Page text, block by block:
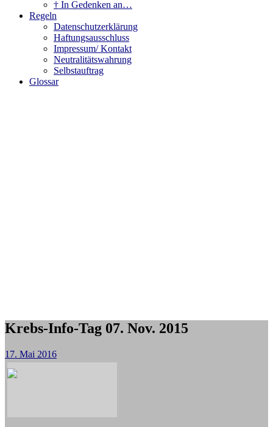
† In Gedenken an…
Regeln
Datenschutzerklärung
Haftungsausschluss
Impressum/ Kontakt
Neutralitätswahrung
Selbstauftrag
Glossar
Krebs-Info-Tag 07. Nov. 2015
17. Mai 2016